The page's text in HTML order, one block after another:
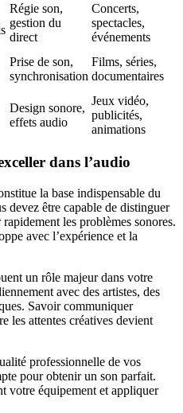
Régie son,
gestion du
direct
Concerts,
spectacles,
événements
Prise de son,
synchronisation
Films, séries,
documentaires
Design sonore,
effets audio
Jeux vidéo,
publicités,
animations
dans l’audio
la base indispensable du
devez être capable de distinguer
les problèmes sonores.
avec l’expérience et la
un rôle majeur dans votre
avec des artistes, des
Savoir communiquer
les attentes créatives devient
professionnelle de vos
pour obtenir un son parfait.
votre équipement et appliquer